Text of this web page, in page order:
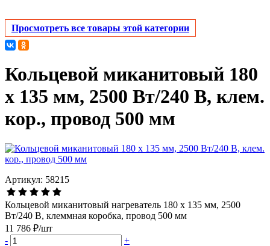
Просмотреть все товары этой категории
Кольцевой миканитовый 180
х 135 мм, 2500 Вт/240 В, клем.
кор., провод 500 мм
Артикул: 58215
Кольцевой миканитовый нагреватель 180 х 135 мм, 2500
Вт/240 В, клеммная коробка, провод 500 мм
11 786 ₽/шт
-
+